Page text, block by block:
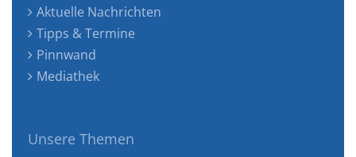
Aktuelle Nachrichten
Tipps & Termine
Pinnwand
Mediathek
Unsere Themen